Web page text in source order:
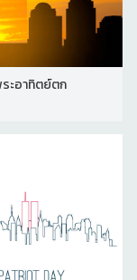
ะอาทิตย์ตก